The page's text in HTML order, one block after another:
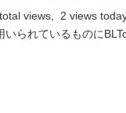
views, 2 views
いられているものに